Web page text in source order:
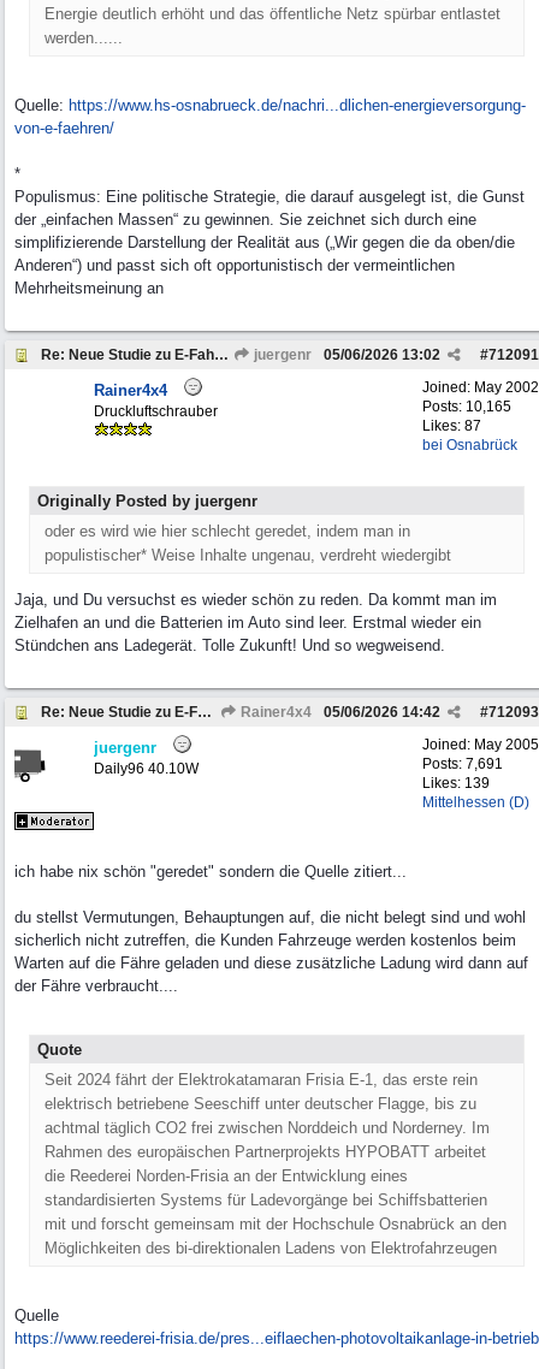
Energie deutlich erhöht und das öffentliche Netz spürbar entlastet
werden......
Quelle: https://www.hs-osnabrueck.de/nachri...dlichen-energieversorgung-
von-e-faehren/
*
Populismus: Eine politische Strategie, die darauf ausgelegt ist, die Gunst
der „einfachen Massen“ zu gewinnen. Sie zeichnet sich durch eine
simplifizierende Darstellung der Realität aus („Wir gegen die da oben/die
Anderen“) und passt sich oft opportunistisch der vermeintlichen
Mehrheitsmeinung an
Re: Neue Studie zu E-Fahrzeugen juergenr #712091
05/06/2026 13:02
Joined: May 2002
Posts: 10,165
Likes: 87
bei Osnabrück
Rainer4x4
Druckluftschrauber
Originally Posted by juergenr
oder es wird wie hier schlecht geredet, indem man in
populistischer* Weise Inhalte ungenau, verdreht wiedergibt
Jaja, und Du versuchst es wieder schön zu reden. Da kommt man im
Zielhafen an und die Batterien im Auto sind leer. Erstmal wieder ein
Stündchen ans Ladegerät. Tolle Zukunft! Und so wegweisend.
Re: Neue Studie zu E-Fahrzeugen Rainer4x4 #712093
05/06/2026 14:42
Joined: May 2005
Posts: 7,691
Likes: 139
Mittelhessen (D)
juergenr
Daily96 40.10W
ich habe nix schön "geredet" sondern die Quelle zitiert...
du stellst Vermutungen, Behauptungen auf, die nicht belegt sind und wohl
sicherlich nicht zutreffen, die Kunden Fahrzeuge werden kostenlos beim
Warten auf die Fähre geladen und diese zusätzliche Ladung wird dann auf
der Fähre verbraucht....
Quote
Seit 2024 fährt der Elektrokatamaran Frisia E-1, das erste rein
elektrisch betriebene Seeschiff unter deutscher Flagge, bis zu
achtmal täglich CO2 frei zwischen Norddeich und Norderney. Im
Rahmen des europäischen Partnerprojekts HYPOBATT arbeitet
die Reederei Norden-Frisia an der Entwicklung eines
standardisierten Systems für Ladevorgänge bei Schiffsbatterien
mit und forscht gemeinsam mit der Hochschule Osnabrück an den
Möglichkeiten des bi-direktionalen Ladens von Elektrofahrzeugen
Quelle
https://www.reederei-frisia.de/pres...eiflaechen-photovoltaikanlage-in-betrieb